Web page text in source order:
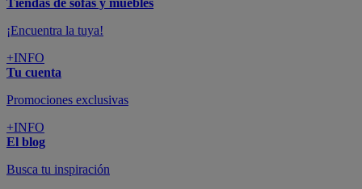
Tiendas de sofás y muebles
¡Encuentra la tuya!
+INFO
Tu cuenta
Promociones exclusivas
+INFO
El blog
Busca tu inspiración